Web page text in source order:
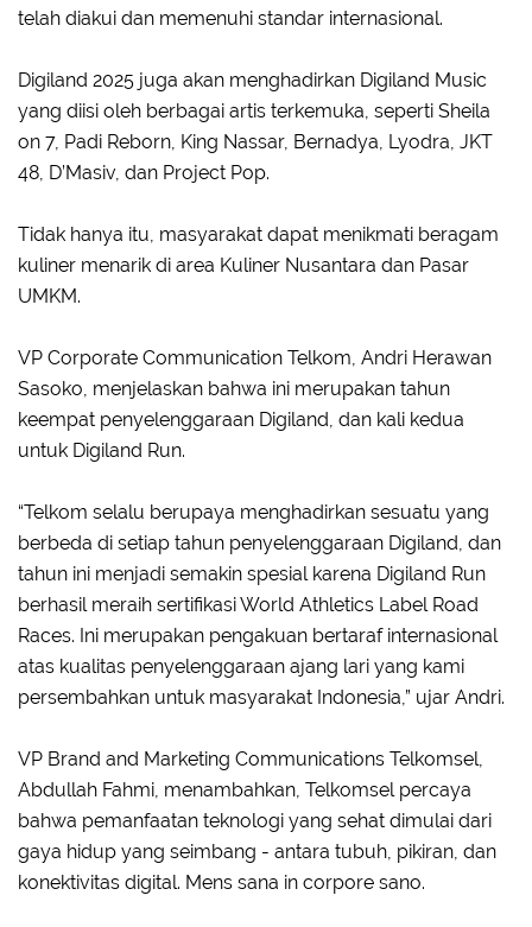
telah diakui dan memenuhi standar internasional.
Digiland 2025 juga akan menghadirkan Digiland Music
yang diisi oleh berbagai artis terkemuka, seperti Sheila
on 7, Padi Reborn, King Nassar, Bernadya, Lyodra, JKT
48, D’Masiv, dan Project Pop.
Tidak hanya itu, masyarakat dapat menikmati beragam
kuliner menarik di area Kuliner Nusantara dan Pasar
UMKM.
VP Corporate Communication Telkom, Andri Herawan
Sasoko, menjelaskan bahwa ini merupakan tahun
keempat penyelenggaraan Digiland, dan kali kedua
untuk Digiland Run.
“Telkom selalu berupaya menghadirkan sesuatu yang
berbeda di setiap tahun penyelenggaraan Digiland, dan
tahun ini menjadi semakin spesial karena Digiland Run
berhasil meraih sertifikasi World Athletics Label Road
Races. Ini merupakan pengakuan bertaraf internasional
atas kualitas penyelenggaraan ajang lari yang kami
persembahkan untuk masyarakat Indonesia,” ujar Andri.
VP Brand and Marketing Communications Telkomsel,
Abdullah Fahmi, menambahkan, Telkomsel percaya
bahwa pemanfaatan teknologi yang sehat dimulai dari
gaya hidup yang seimbang - antara tubuh, pikiran, dan
konektivitas digital. Mens sana in corpore sano.